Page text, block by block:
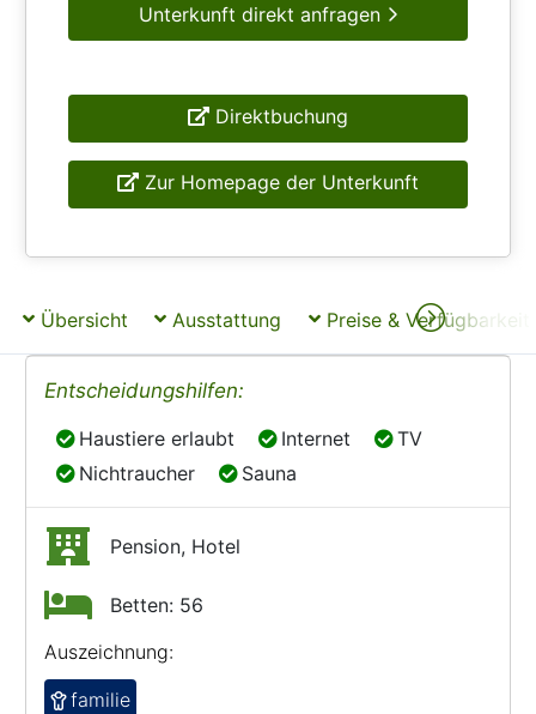
Unterkunft direkt anfragen
Direktbuchung
Zur Homepage der Unterkunft
Übersicht Ausstattung Preise & Verfügbarkeit
Entscheidungshilfen:
Haustiere erlaubt
Haustiere erlaubt Internet
Internet TV
TV
Nichtraucher
Nichtraucher Sauna
Sauna
Pension, Hotel
Betten: 56
Auszeichnung:
familie